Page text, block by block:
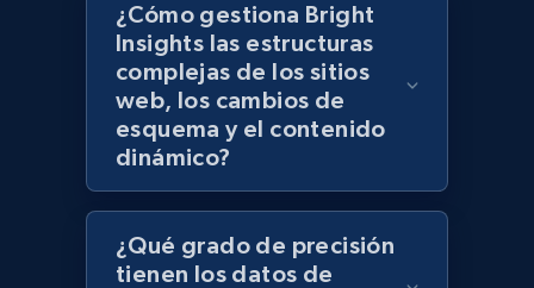
URL, Title, Rating, Reviews, Initial price, Final
price, Currency, Stock, and more.
991+ 165+ Comenzar ahora
Lazada - Products - Discover products by
keyword
¿Cómo gestiona Bright
Insights las estructuras
complejas de los sitios
web, los cambios de
esquema y el contenido
dinámico?
¿Qué grado de precisión
tienen los datos de